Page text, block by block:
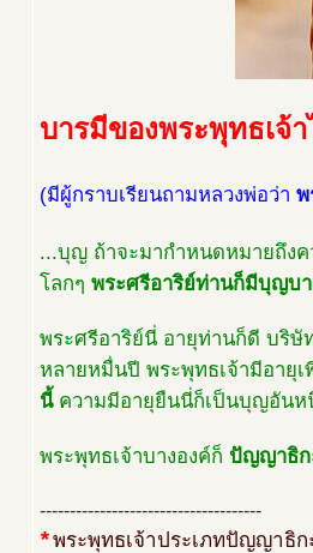
บารมีของพระพุทธเจ้
(มีผู้กราบเรียนถามหลวงพ่อว่า พ
...บุญ ถ้าจะมากำหนดหมายถึงค
โลกๆ พระศรีอาริย์ท่านก็มีบุญบ
พระศรีอาริย์นี่ อายุท่านก็ดี บริษั
หลายหมื่นปี พระพุทธเจ้ามีอายุ
นี้ความมีอายุยืนนี่ก็เป็นบุญอันห
พระพุทธเจ้าบางองค์ก็ ปัญญาธิก
-------------------------------------
* พระพุทธเจ้าประเภทปัญญาธิ